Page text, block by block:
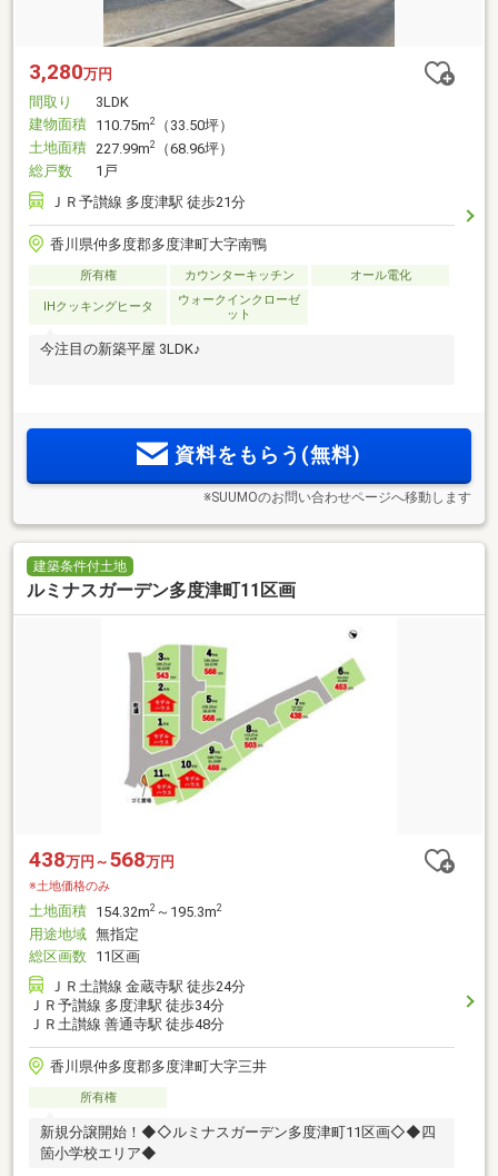
3,280万円
間取り
3LDK
建物面積 110.75m2
（33.50坪）
土地面積 227.99m2
（68.96坪）
総戸数
1戸
ＪＲ予讃線 多度津駅 徒歩21分
香川県仲多度郡多度津町大字南鴨
所有権 カウンターキッチン オール電化
IHクッキングヒータ
ウォークインクローゼ
ット
今注目の新築平屋 3LDK♪
資料をもらう(無料)
※SUUMOのお問い合わせページへ移動します
建築条件付土地
ルミナスガーデン多度津町11区画
438万円～ 568万円
※土地価格のみ
土地面積 154.32m2 ～195.3m2
用途地域 無指定
総区画数 11区画
ＪＲ土讃線 金蔵寺駅 徒歩24分
ＪＲ予讃線 多度津駅 徒歩34分
ＪＲ土讃線 善通寺駅 徒歩48分
香川県仲多度郡多度津町大字三井
所有権
新規分譲開始！◆◇ルミナスガーデン多度津町11区画◇◆四
箇小学校エリア◆